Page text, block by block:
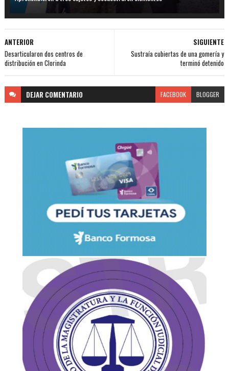
SIGUIENTE
Sustraía cubiertas de una gomería y
terminó detenido
ANTERIOR
Desarticularon dos centros de
distribución en Clorinda
DEJAR COMENTARIO FACEBOOK BLOGGER